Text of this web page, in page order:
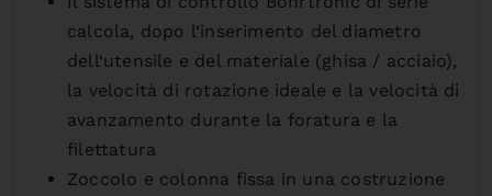
calcola, dopo l‘inserimento del diametro
dell‘utensile e del materiale (ghisa / acciaio),
la velocità di rotazione ideale e la velocità di
avanzamento durante la foratura e la
filettatura
Zoccolo e colonna fissa in una costruzione